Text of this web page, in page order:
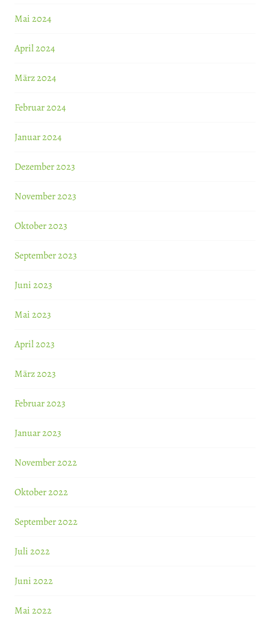
Mai 2024
April 2024
März 2024
Februar 2024
Januar 2024
Dezember 2023
November 2023
Oktober 2023
September 2023
Juni 2023
Mai 2023
April 2023
März 2023
Februar 2023
Januar 2023
November 2022
Oktober 2022
September 2022
Juli 2022
Juni 2022
Mai 2022